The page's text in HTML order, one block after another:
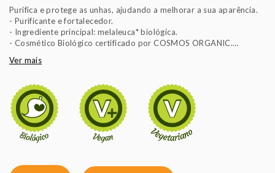
Purifica e protege as unhas, ajudando a melhorar a sua aparência.
- Purificante e fortalecedor.
- Ingrediente principal: melaleuca* biológica.
- Cosmético Biológico certificado por COSMOS ORGANIC.
- Cuidado das unhas com ingredientes à base de plantas.
Ver mais